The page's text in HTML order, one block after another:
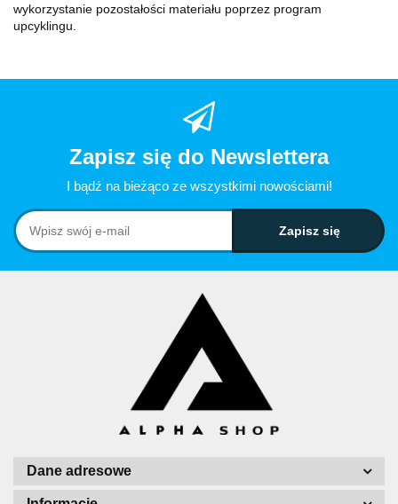
wykorzystanie pozostałości materiału poprzez program
upcyklingu.
Zapisz się do Newslettera
I bądź na bieżąco ze wszystkimi nowościami!
Dane adresowe